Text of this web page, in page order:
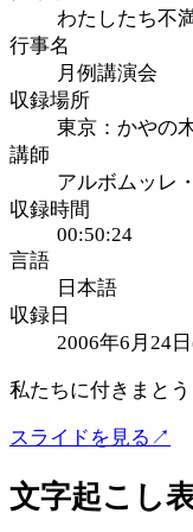
わたしたち不
行事名
月例講演会
収録場所
東京：かやの
講師
アルボムッレ
収録時間
00:50:24
言語
日本語
収録日
2006年6月24
私たちに付きまと
スライドを見る ↗
文字起こし